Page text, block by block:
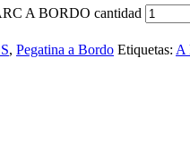
A BORDO cantidad
, Pegatina a Bordo Etiquetas: A